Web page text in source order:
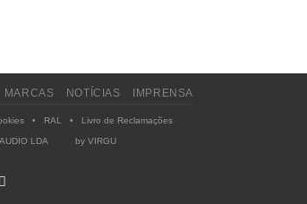
MARCAS NOTÍCIAS IMPRENSA
• RAL • Livro de Reclamações
LDA by VIRGU